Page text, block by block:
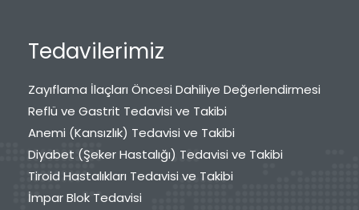
Tedavilerimiz
Zayıflama İlaçları Öncesi Dahiliye Değerlendirmesi
Reflü ve Gastrit Tedavisi ve Takibi
Anemi (Kansızlık) Tedavisi ve Takibi
Diyabet (Şeker Hastalığı) Tedavisi ve Takibi
Tiroid Hastalıkları Tedavisi ve Takibi
İmpar Blok Tedavisi